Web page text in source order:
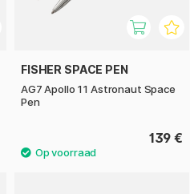
FISHER SPACE PEN
AG7 Apollo 11 Astronaut Space
Pen
139 €